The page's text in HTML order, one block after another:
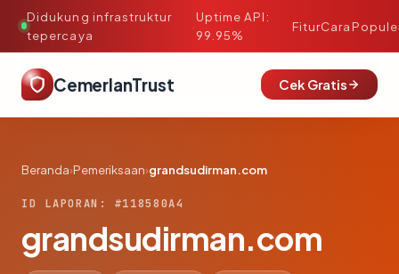
Didukung infrastruktur
tepercaya
·
Uptime API:
99.95%
FiturCara
CemerlanTrust Cek Gratis
Beranda›Pemeriksaan›grandsudirman.com
ID LAPORAN: #118580A4
grandsudirman.com